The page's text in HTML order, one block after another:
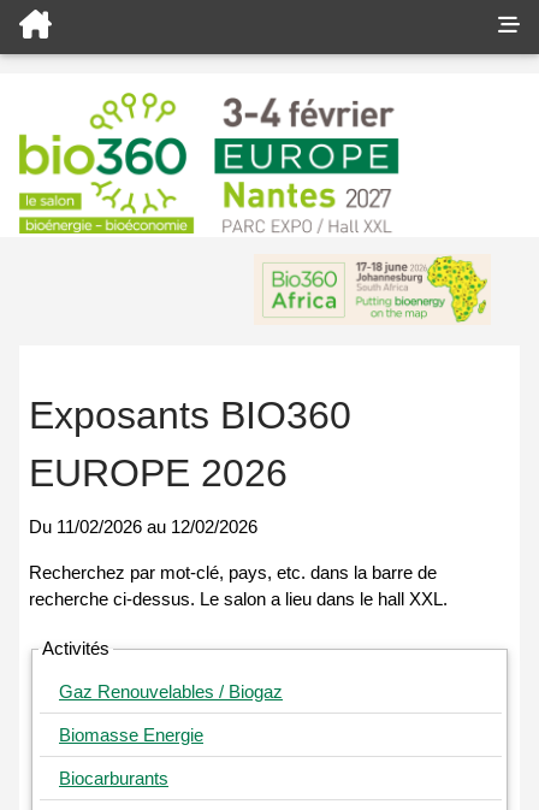
Exposants BIO360
EUROPE 2026
Du 11/02/2026 au 12/02/2026
Activités
Gaz Renouvelables / Biogaz
Biomasse Energie
Biocarburants